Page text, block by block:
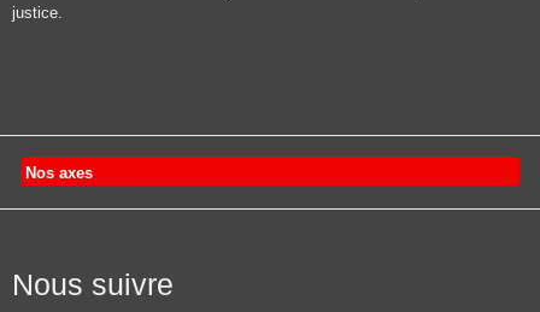
justice.
Nos axes
Nous suivre